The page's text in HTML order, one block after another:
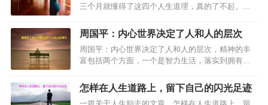
三个月就懂得了这四个人生道理，真的了不起。据
且通过健身和运动，让她的心态和思维也随之发生
了改变。…
周国平：内心世界决定了人和人的层次
周国平：内心世界决定了人和人的层次，精神的丰
富包括两个方面，一个是智力生活，落实到拥有自
生活。这里说的情感是广义的，不只是爱情、亲
情、友情这些具体的情感形态…
怎样在人生道路上，留下自己的闪光足迹